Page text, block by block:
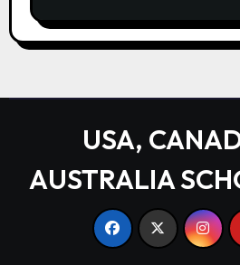
rappresentano
USA,
AUSTRALIA